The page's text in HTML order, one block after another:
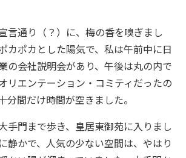
言通り（？）に、梅の香を嗅ぎまし
カポカとした陽気で、私は午前中に日
の会社説明会があり、午後は丸の内で
リエンテーション・コミティだったの
分間だけ時間が空きました。
手門まで歩き、皇居東御苑に入りまし
静かで、人気の少ない空間は、やはり